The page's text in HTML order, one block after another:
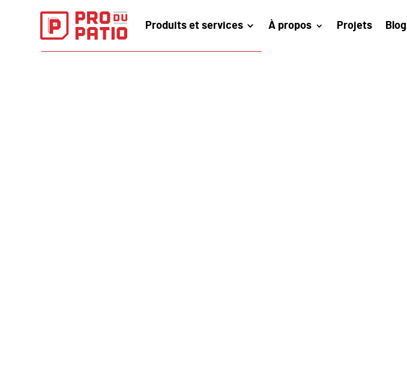
Produits et services À propos Projets Blog